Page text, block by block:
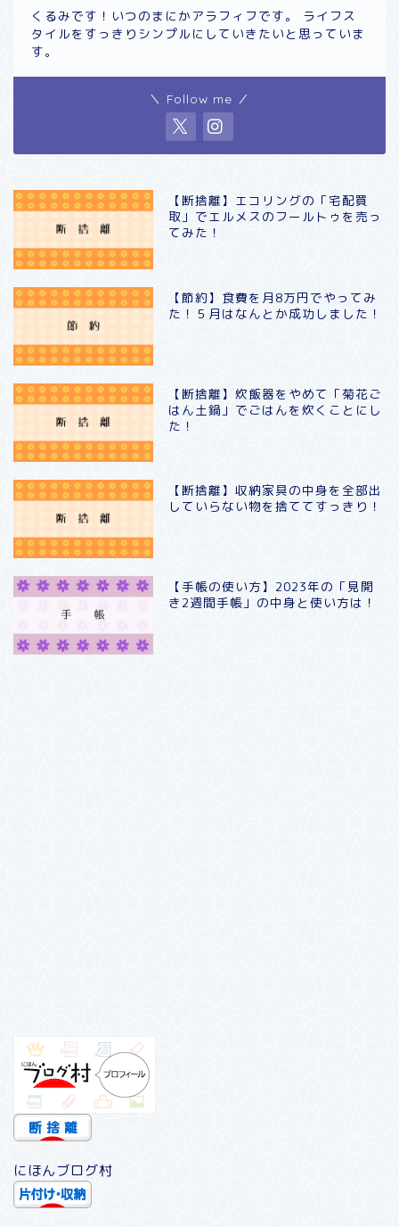
くるみです！いつのまにかアラフィフです。 ライフス
タイルをすっきりシンプルにしていきたいと思っていま
す。
＼ Follow me ／
【断捨離】エコリングの「宅配買
取」でエルメスのフールトゥを売っ
てみた！
【節約】食費を月8万円でやってみ
た！５月はなんとか成功しました！
【断捨離】炊飯器をやめて「菊花ご
はん土鍋」でごはんを炊くことにし
た！
【断捨離】収納家具の中身を全部出
していらない物を捨ててすっきり！
【手帳の使い方】2023年の「見開
き2週間手帳」の中身と使い方は！
にほんブログ村